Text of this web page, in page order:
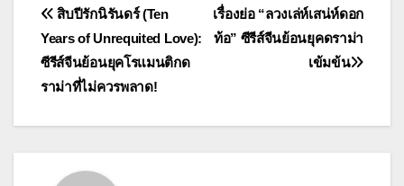
แนะแนว
เรื่อง
เรื่องย่อ “ลวงเล่ห์เสน่ห์ดอก
ท้อ” ซีรีส์จีนย้อนยุคดราม่า
เข้มข้น
สิบปีรักนิรันดร์ (Ten
Years of Unrequited Love):
ซีรีส์จีนย้อนยุคโรแมนติกด
ราม่าที่ไม่ควรพลาด!